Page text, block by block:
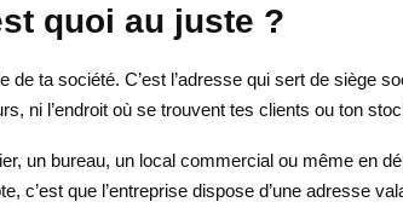
quoi au juste ?
ta société. C’est l’adresse qui sert de siège
ni l’endroit où se trouvent tes clients ou ton
un bureau, un local commercial ou même en
c’est que l’entreprise dispose d’une adresse